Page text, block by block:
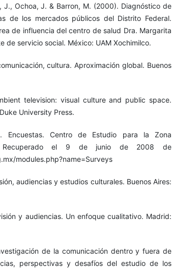
J., Ochoa, J. & Barron, M. (2000). Diagnóstico de
de los mercados públicos del Distrito Federal.
de influencia del centro de salud Dra. Margarita
de servicio social. México: UAM Xochimilco.
cultura. Aproximación global. Buenos
television: visual culture and public space.
University Press.
Encuestas. Centro de Estudio para la Zona
Recuperado el 9 de junio de 2008 de
modules.php?name=Surveys
audiencias y estudios culturales. Buenos Aires:
y audiencias. Un enfoque cualitativo. Madrid:
de la comunicación dentro y fuera de
perspectivas y desafíos del estudio de los